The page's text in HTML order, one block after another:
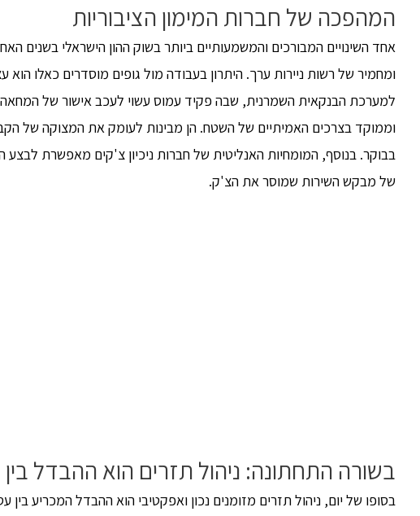
המהפכה של חברות המימון הציבוריות
אחד השינויים המבורכים והמשמעותיים ביותר בשוק ההון הישראלי בשנים
ומחמיר של רשות ניירות ערך. היתרון בעבודה מול גופים מוסדרים כאלו
למערכת הבנקאית השמרנית, שבה פקיד עמוס עשוי לעכב אישור של המחאה
וממוקד בצרכים האמיתיים של השטח. הן מבינות לעומק את המצוקה של
בבוקר. בנוסף, המומחיות האנליטית של חברות ניכיון צ'קים מאפשרת
של מבקש השירות שמוסר את הצ'ק.
בשורה התחתונה: ניהול תזרים הוא ההבדל בין
בסופו של יום, ניהול תזרים מזומנים נכון ואפקטיבי הוא ההבדל המכריע